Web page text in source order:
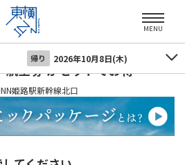
MENU
帰り 2026年10月8日(木)
航空券 がセットでお得
姫路駅新幹線北口